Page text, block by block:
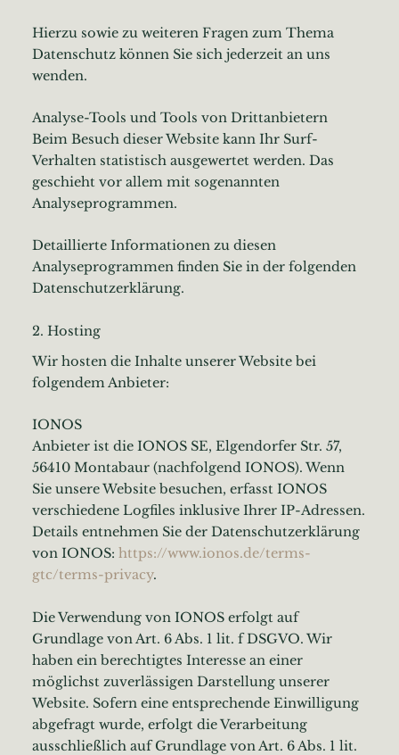
Hierzu sowie zu weiteren Fragen zum Thema
Datenschutz können Sie sich jederzeit an uns
wenden.
Analyse-Tools und Tools von Dritt­anbietern
Beim Besuch dieser Website kann Ihr Surf-
Verhalten statistisch ausgewertet werden. Das
geschieht vor allem mit sogenannten
Analyseprogrammen.
Detaillierte Informationen zu diesen
Analyseprogrammen finden Sie in der folgenden
Datenschutzerklärung.
2. Hosting
Wir hosten die Inhalte unserer Website bei
folgendem Anbieter:
IONOS
Anbieter ist die IONOS SE, Elgendorfer Str. 57,
56410 Montabaur (nachfolgend IONOS). Wenn
Sie unsere Website besuchen, erfasst IONOS
verschiedene Logfiles inklusive Ihrer IP-Adressen.
Details entnehmen Sie der Datenschutzerklärung
von IONOS: https://www.ionos.de/terms-
gtc/terms-privacy.
Die Verwendung von IONOS erfolgt auf
Grundlage von Art. 6 Abs. 1 lit. f DSGVO. Wir
haben ein berechtigtes Interesse an einer
möglichst zuverlässigen Darstellung unserer
Website. Sofern eine entsprechende Einwilligung
abgefragt wurde, erfolgt die Verarbeitung
ausschließlich auf Grundlage von Art. 6 Abs. 1 lit.